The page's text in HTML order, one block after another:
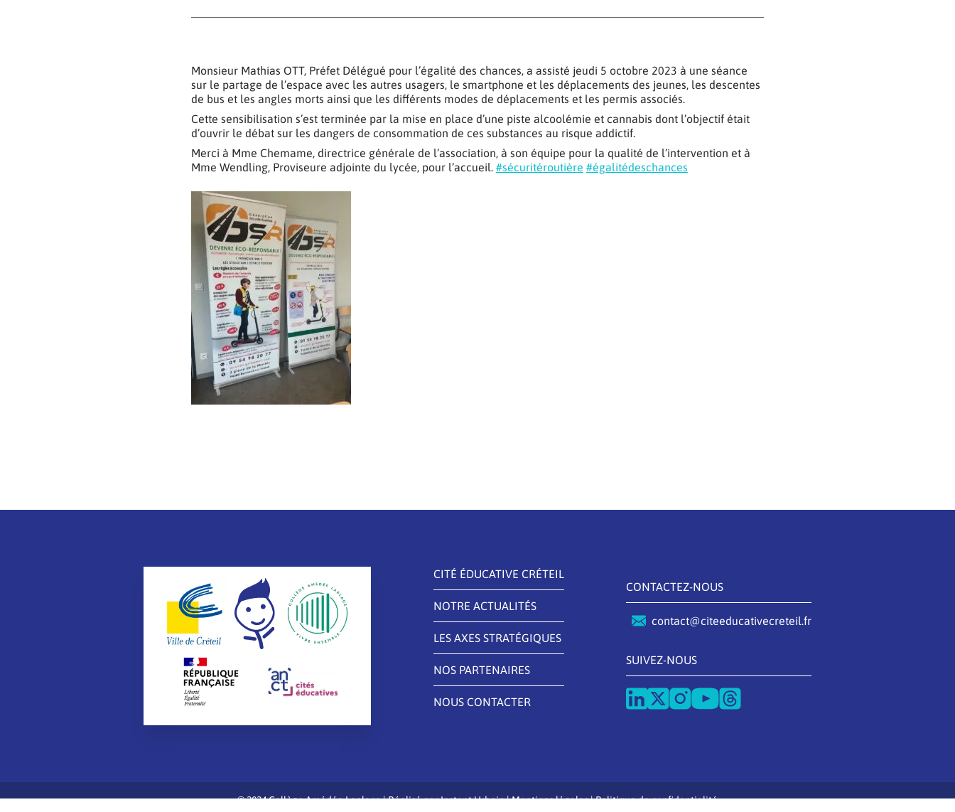
Monsieur Mathias OTT, Préfet Délégué pour l’égalité des chances, a assisté jeudi 5 octobre 2023 à une séance
sur le partage de l’espace avec les autres usagers, le smartphone et les déplacements des jeunes, les descentes
de bus et les angles morts ainsi que les différents modes de déplacements et les permis associés.
Cette sensibilisation s’est terminée par la mise en place d’une piste alcoolémie et cannabis dont l’objectif était
d’ouvrir le débat sur les dangers de consommation de ces substances au risque addictif.
Merci à Mme Chemame, directrice générale de l’association, à son équipe pour la qualité de l’intervention et à
Mme Wendling, Proviseure adjointe du lycée, pour l’accueil. #sécuritéroutière #égalitédeschances
CITÉ ÉDUCATIVE CRÉTEIL
NOTRE ACTUALITÉS
LES AXES STRATÉGIQUES
NOS PARTENAIRES
NOUS CONTACTER
CONTACTEZ-NOUS
contact@citeeducativecreteil.fr
SUIVEZ-NOUS
© 2024 Collège Amédée Laplace | Réalisé parInstant Urbain|Mentions légales|Politique de confidentialité